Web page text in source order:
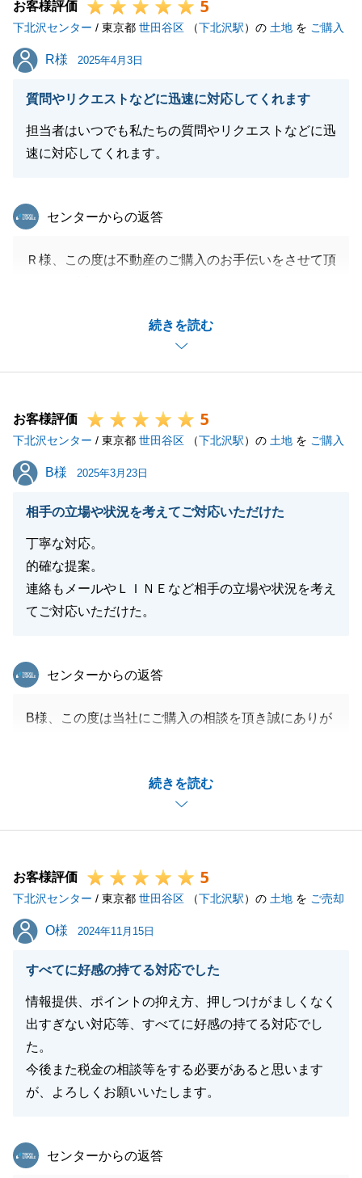
いいたします。
お客様評価 5
下北沢センター / 東京都 世田谷区 （下北沢駅）の 土地 を ご購入
R様
R様 2025年4月3日
質問やリクエストなどに迅速に対応してくれます
担当者はいつでも私たちの質問やリクエストなどに迅
速に対応してくれます。
続きを読む
東急リバブル
センターからの返答
Ｒ様、この度は不動産のご購入のお手伝いをさせて頂
が、ご多忙のところ、迅速にご対応頂いたおかげでス
ムーズにご決済が完了しました。
毎度打ち合わせの度に、膨らんでいく新しいお住まい
建物が完成しましたら是非一度拝見させて頂けますと
幸いです。
今後とも末永く宜しくお願いいたします。
お客様評価 5
下北沢センター / 東京都 世田谷区 （下北沢駅）の 土地 を ご購入
B様
B様 2025年3月23日
相手の立場や状況を考えてご対応いただけた
丁寧な対応。
的確な提案。
連絡もメールやＬＩＮＥなど相手の立場や状況を考え
てご対応いただけた。
続きを読む
東急リバブル
センターからの返答
B様、この度は当社にご購入の相談を頂き誠にありが
項にご尽力いただけたことが要因と思っております。
今後もご相談がございましたらお気軽にお申し付けく
ださい。
お客様評価 5
下北沢センター / 東京都 世田谷区 （下北沢駅）の 土地 を ご売却
O様
O様 2024年11月15日
すべてに好感の持てる対応でした
情報提供、ポイントの抑え方、押しつけがましくなく
出すぎない対応等、すべてに好感の持てる対応でし
た。
今後また税金の相談等をする必要があると思います
が、よろしくお願いいたします。
東急リバブル
センターからの返答